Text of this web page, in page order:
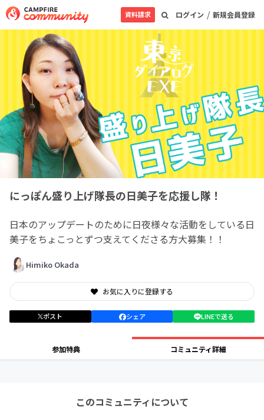
ログイン / 新規会員登録
資料請求
にっぽん盛り上げ隊長の日美子を応援し隊！
日本のアップデートのために日夜様々な活動をしている日
美子をちょこっとずつ支えてくださる方大募集！！
Himiko Okada
お気に入りに登録する
ポスト シェア LINEで送る
参加特典 コミュニティ詳細
このコミュニティについて